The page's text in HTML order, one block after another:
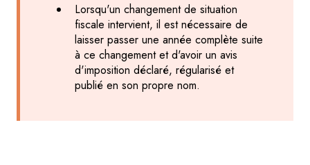
Lorsqu'un changement de situation
fiscale intervient, il est nécessaire de
laisser passer une année complète suite
à ce changement et d'avoir un avis
d'imposition déclaré, régularisé et
publié en son propre nom.